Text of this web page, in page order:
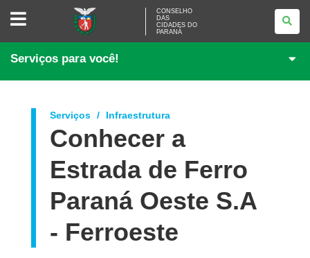
CONSELHO
CIDADES
DO
CONSELHO
DAS
CIDADES DO
PARANÁ
Serviços para você!
Serviços Infraestrutura
Conhecer a
Estrada de Ferro
Paraná Oeste S.A
- Ferroeste